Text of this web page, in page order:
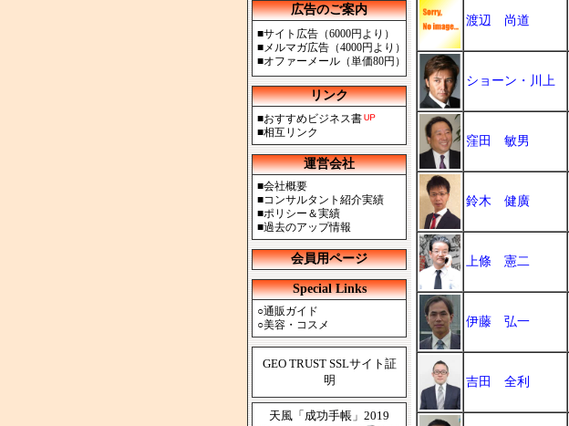
広告のご案内
■サイト広告（6000円より）
■メルマガ広告（4000円より）
■オファーメール（単価80円）
リンク
■おすすめビジネス書
■相互リンク
運営会社
■会社概要
■コンサルタント紹介実績
■ポリシー＆実績
■過去のアップ情報
会員用ページ
Special Links
○通販ガイド
○美容・コスメ
GEO TRUST SSLサイト証
明
天風「成功手帳」2019
渡辺 尚道
ショーン・川上
窪田 敏男
鈴木 健廣
上條 憲二
伊藤 弘一
吉田 全利